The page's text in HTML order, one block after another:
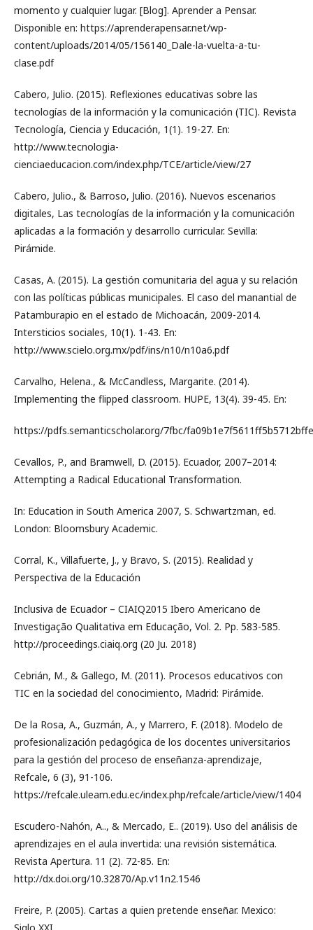
momento y cualquier lugar. [Blog]. Aprender a Pensar.
Disponible en: https://aprenderapensar.net/wp-
content/uploads/2014/05/156140_Dale-la-vuelta-a-tu-
clase.pdf
Cabero, Julio. (2015). Reflexiones educativas sobre las
tecnologías de la información y la comunicación (TIC). Revista
Tecnología, Ciencia y Educación, 1(1). 19-27. En:
http://www.tecnologia-
cienciaeducacion.com/index.php/TCE/article/view/27
Cabero, Julio., & Barroso, Julio. (2016). Nuevos escenarios
digitales, Las tecnologías de la información y la comunicación
aplicadas a la formación y desarrollo curricular. Sevilla:
Pirámide.
Casas, A. (2015). La gestión comunitaria del agua y su relación
con las políticas públicas municipales. El caso del manantial de
Patamburapio en el estado de Michoacán, 2009-2014.
Intersticios sociales, 10(1). 1-43. En:
http://www.scielo.org.mx/pdf/ins/n10/n10a6.pdf
Carvalho, Helena., & McCandless, Margarite. (2014).
Implementing the flipped classroom. HUPE, 13(4). 39-45. En:
https://pdfs.semanticscholar.org/7fbc/
Cevallos, P., and Bramwell, D. (2015). Ecuador, 2007–2014:
Attempting a Radical Educational Transformation.
In: Education in South America 2007, S. Schwartzman, ed.
London: Bloomsbury Academic.
Corral, K., Villafuerte, J., y Bravo, S. (2015). Realidad y
Perspectiva de la Educación
Inclusiva de Ecuador – CIAIQ2015 Ibero Americano de
Investigação Qualitativa em Educação, Vol. 2. Pp. 583-585.
http://proceedings.ciaiq.org (20 Ju. 2018)
Cebrián, M., & Gallego, M. (2011). Procesos educativos con
TIC en la sociedad del conocimiento, Madrid: Pirámide.
De la Rosa, A., Guzmán, A., y Marrero, F. (2018). Modelo de
profesionalización pedagógica de los docentes universitarios
para la gestión del proceso de enseñanza-aprendizaje,
Refcale, 6 (3), 91-106.
https://refcale.uleam.edu.ec/index.php/refcale/article/view/1404
Escudero-Nahón, A.., & Mercado, E.. (2019). Uso del análisis de
aprendizajes en el aula invertida: una revisión sistemática.
Revista Apertura. 11 (2). 72-85. En:
http://dx.doi.org/10.32870/Ap.v11n2.1546
Freire, P. (2005). Cartas a quien pretende enseñar. Mexico:
Siglo XXI.